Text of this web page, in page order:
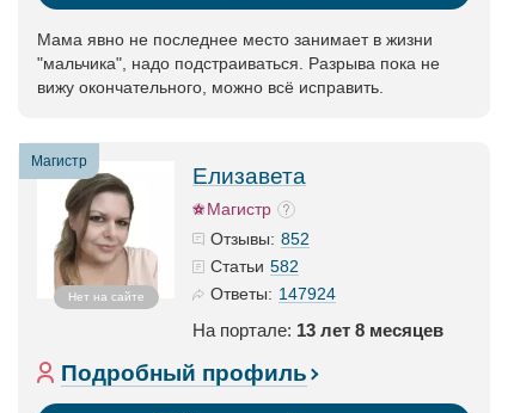
Мама явно не последнее место занимает в жизни
"мальчика", надо подстраиваться. Разрыва пока не
вижу окончательного, можно всё исправить.
Магистр
Нет на сайте
Елизавета
Магистр
Отзывы: 852
Статьи 582
Ответы: 147924
На портале: 13 лет 8 месяцев
Подробный профиль